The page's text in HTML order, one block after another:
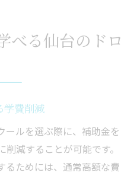
べる仙台のドロ
学費削減
ールを選ぶ際に、補助金を
減することが可能です。
るためには、通常高額な費